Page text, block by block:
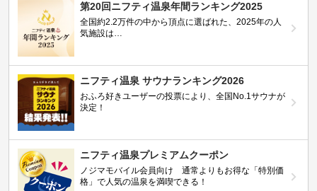
第20回ニフティ温泉年間ランキング2025
全国約2.2万件の中から頂点に選ばれた、2025年の人
気施設は…
ニフティ温泉 サウナランキング2026
おふろ好きユーザーの投票により、全国No.1サウナが
決定！
ニフティ温泉プレミアムクーポン
ノジマモバイル会員向け 通常よりもお得な「特別価
格」で人気の温泉を満喫できる！